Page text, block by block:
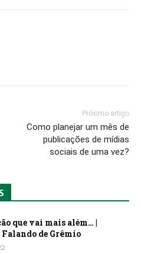
Próximo artigo
Como planejar um mês de
publicações de mídias
sociais de uma vez?
que vai mais além… |
de Grêmio